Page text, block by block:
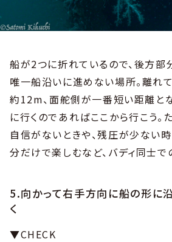
船が2つに折れているので、後方部
唯一船沿いに進めない場所。離れ
約12m、面舵側が一番短い距離と
に行くのであればここから行こう。
自信がないときや、残圧が少ない
分だけで楽しむなど、バディ同士で
5.向かって右手方向に船の形に
く
▼CHECK